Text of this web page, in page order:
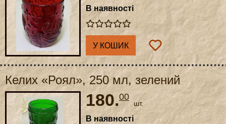
В наявності
У КОШИК
Келих «Роял», 250 мл, зелений
180.00
шт.
В наявності